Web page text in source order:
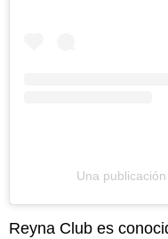
Una
Reyna Club es